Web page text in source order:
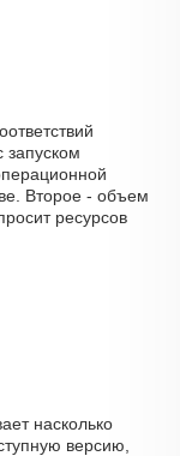
запуском
Второе - объем
ресурсов
насколько
версию,